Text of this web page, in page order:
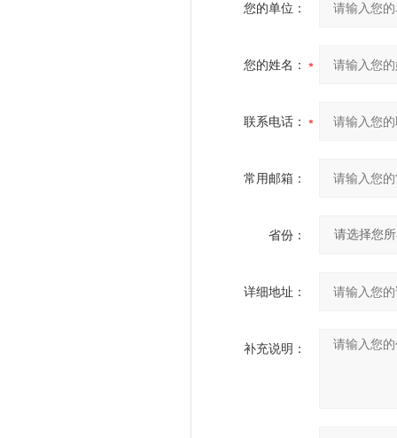
您的单位：
您的姓名：
联系电话：
常用邮箱：
省份：
详细地址：
补充说明：